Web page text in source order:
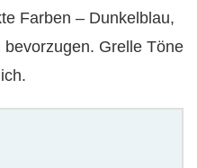
Farben – Dunkelblau,
Grelle Töne